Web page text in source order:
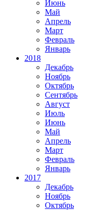
Июнь
Май
Апрель
Март
Февраль
Январь
2018
Декабрь
Ноябрь
Октябрь
Сентябрь
Август
Июль
Июнь
Май
Апрель
Март
Февраль
Январь
2017
Декабрь
Ноябрь
Октябрь